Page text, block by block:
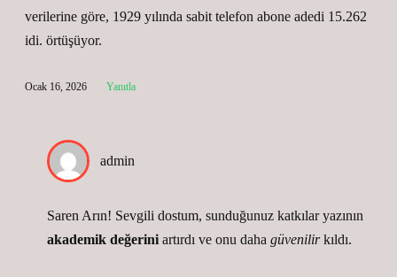
verilerine göre, 1929 yılında sabit telefon abone adedi 15.262
idi. örtüşüyor.
Ocak 16, 2026 Yanıtla
admin
Saren Arın! Sevgili dostum, sunduğunuz katkılar yazının
akademik değerini artırdı ve onu daha güvenilirkıldı.